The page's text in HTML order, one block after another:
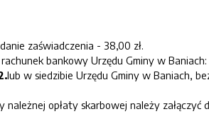
zaświadczenia - 38,00 zł.
rachunek bankowy Urzędu Gminy w
lub w siedzibie Urzędu Gminy w Baniach,
należnej opłaty skarbowej należy załączyć